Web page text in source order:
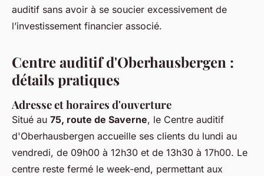
auditif sans avoir à se soucier excessivement de
l’investissement financier associé.
Centre auditif d'Oberhausbergen :
détails pratiques
Adresse et horaires d'ouverture
Situé au 75, route de Saverne, le Centre auditif
d'Oberhausbergen accueille ses clients du lundi au
vendredi, de 09h00 à 12h30 et de 13h30 à 17h00. Le
centre reste fermé le week-end, permettant aux